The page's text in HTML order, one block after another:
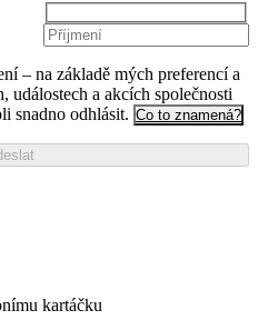
– na základě mých preferencí a
událostech a akcích společnosti
snadno odhlásit. Co to znamená?
kartáčku